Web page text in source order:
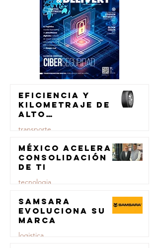
Eficiencia y
kilometraje de
alto
para el
transporte de
carga
transporte
23 jul
México acelera
consolidación
de TI
tecnologia
23 jul
Samsara
evoluciona su
marca
logistica